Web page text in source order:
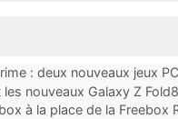
: deux nouveaux jeux
nouveaux Galaxy Z
à la place de la Freebox